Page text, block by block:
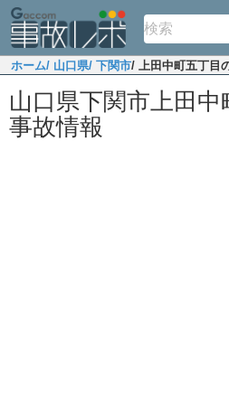
ホーム/ 山口県/ 下関市/ 上田中町五丁目
山口県下関市上田
事故情報